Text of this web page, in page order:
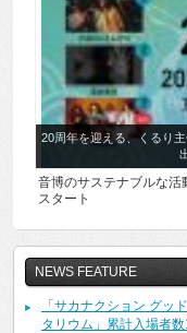
20周年を迎える、くるり
音博のサステナブルな活
スタート
NEWS FEATURE
「サカナクション グッ
タリウム」累計入場者数